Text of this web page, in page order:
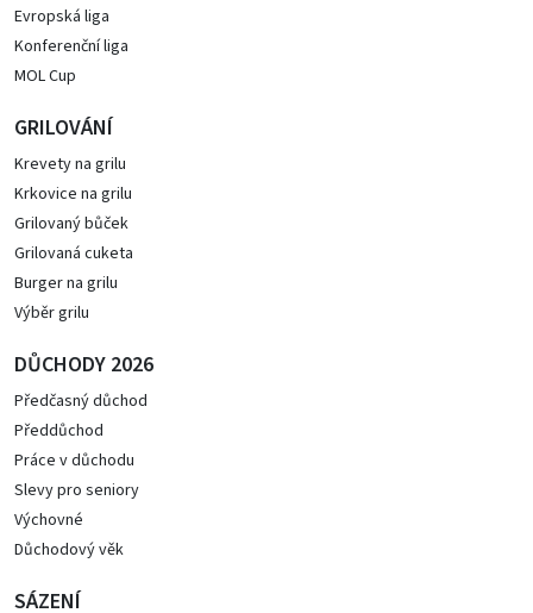
Evropská liga
Konferenční liga
MOL Cup
GRILOVÁNÍ
Krevety na grilu
Krkovice na grilu
Grilovaný bůček
Grilovaná cuketa
Burger na grilu
Výběr grilu
DŮCHODY 2026
Předčasný důchod
Předdůchod
Práce v důchodu
Slevy pro seniory
Výchovné
Důchodový věk
SÁZENÍ